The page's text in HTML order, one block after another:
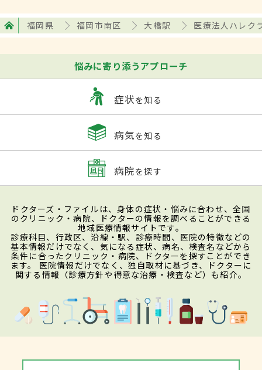
福岡県 福岡市南区 大橋駅 医療法人ハレク
悩みに寄り添うアプローチ
症状を知る
病気を知る
病院を探す
ドクターズ・ファイルは、身体の症状・悩みに合わせ、全国
のクリニック・病院、ドクターの情報を調べることができる
地域医療情報サイトです。
診療科目、行政区、沿線・駅、診療時間、医院の特徴などの
基本情報だけでなく、気になる症状、病名、検査名などから
条件に合ったクリニック・病院、ドクターを探すことができ
ます。 医院情報だけでなく、独自取材に基づき、ドクターに
関する情報（診療方針や得意な治療・検査など）も紹介。